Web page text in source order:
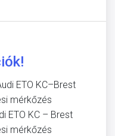
ETO KC–Brest
mérkőzés
ETO KC – Brest
mérkőzés